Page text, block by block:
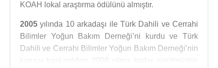
KOAH lokal araştırma ödülünü almıştır.
2005 yılında 10 arkadaşı ile Türk Dahili ve Cerrahi
Bilimler Yoğun Bakım Derneği’ni kurdu ve Türk
Dahili ve Cerrahi Bilimler Yoğun Bakım Derneği’nin
kurucu başkanlığını 2008 yılına kadar yürütmüştür.